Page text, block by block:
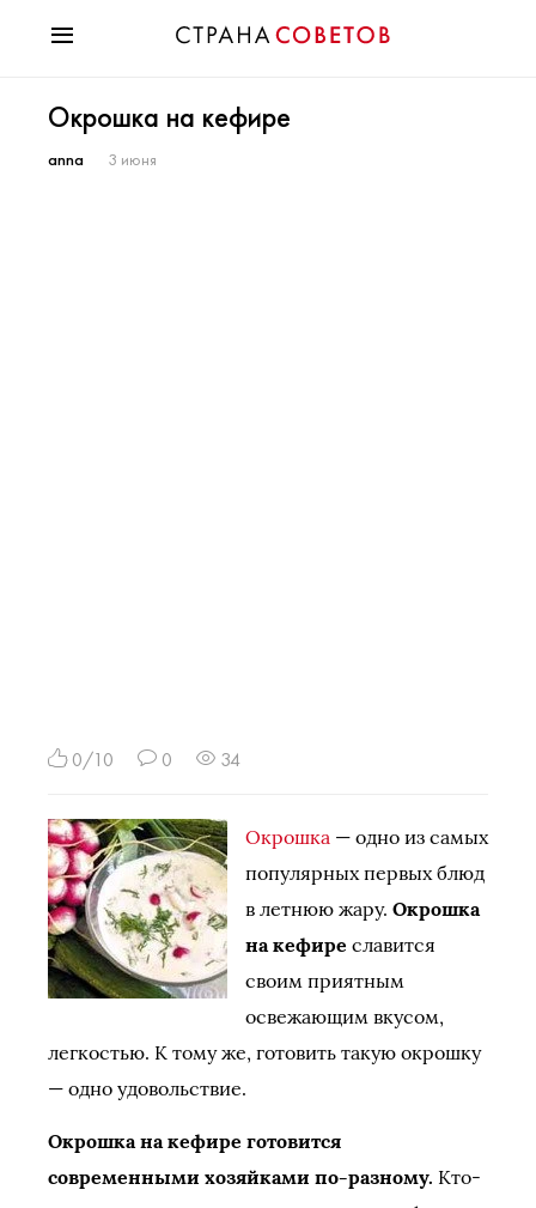
Мода
Звезды
Окрошка на кефире
anna 3 июня
0/10 0 34
Окрошка — одно из самых
популярных первых блюд
в летнюю жару. Окрошка
на кефире славится
своим приятным
освежающим вкусом,
легкостью. К тому же, готовить такую окрошку
— одно удовольствие.
Окрошка на кефире готовится
современными хозяйками по-разному. Кто-